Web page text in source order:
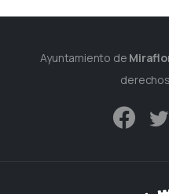
Ayuntamiento de